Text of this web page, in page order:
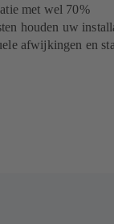
met wel 70%
houden uw
afwijkingen en